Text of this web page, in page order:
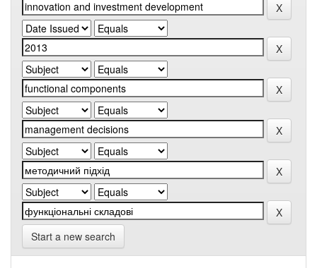
Start a new search